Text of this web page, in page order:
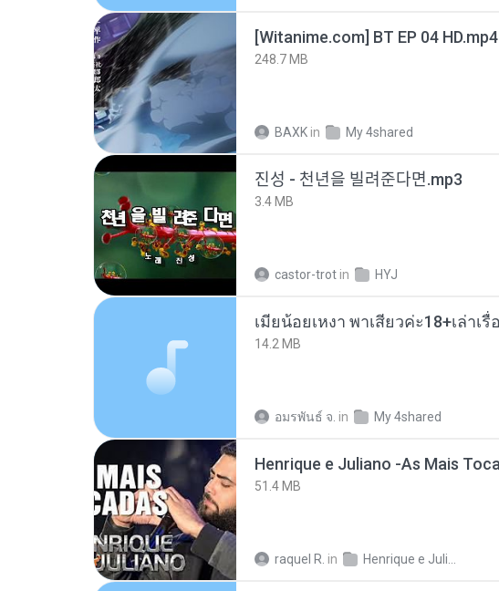
[Witanime.com] BT EP 04 HD.mp4
248.7 MB
BAXK in My 4shared
진성 - 천년을 빌려준다면.mp3
3.4 MB
castor-trot in HYJ
14.2 MB
อมรพันธ์ จ. in My 4shared
51.4 MB
raquel R. in